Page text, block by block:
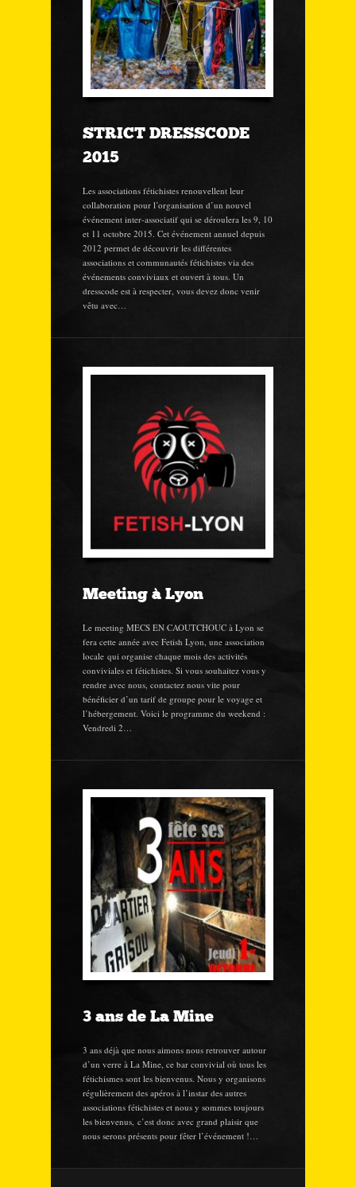
STRICT DRESSCODE
2015
Les associations fétichistes renouvellent leur
collaboration pour l’organisation d’un nouvel
événement inter-associatif qui se déroulera les 9, 10
et 11 octobre 2015. Cet événement annuel depuis
2012 permet de découvrir les différentes
associations et communautés fétichistes via des
événements conviviaux et ouvert à tous. Un
dresscode est à respecter, vous devez donc venir
vêtu avec…
Meeting à Lyon
Le meeting MECS EN CAOUTCHOUC à Lyon se
fera cette année avec Fetish Lyon, une association
locale qui organise chaque mois des activités
conviviales et fétichistes. Si vous souhaitez vous y
rendre avec nous, contactez nous vite pour
bénéficier d’un tarif de groupe pour le voyage et
l’hébergement. Voici le programme du weekend :
Vendredi 2…
3 ans de La Mine
3 ans déjà que nous aimons nous retrouver autour
d’un verre à La Mine, ce bar convivial où tous les
fétichismes sont les bienvenus. Nous y organisons
régulièrement des apéros à l’instar des autres
associations fétichistes et nous y sommes toujours
les bienvenus, c’est donc avec grand plaisir que
nous serons présents pour fêter l’événement !…